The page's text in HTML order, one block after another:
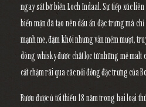
ngay sát bờ biển Loch Indaal. Sự tiếp xúc
biển mặn đã tạo nên dấu ấn đặc trưng mà
mạnh mẽ, đậm khói nhưng vẫn mềm mượt,
dòng whisky được chắt lọc từ những mẻ malt
cất chậm rãi qua các nồi đồng đặc trưng của
Rượu được ủ tối thiểu 18 năm trong hai loại